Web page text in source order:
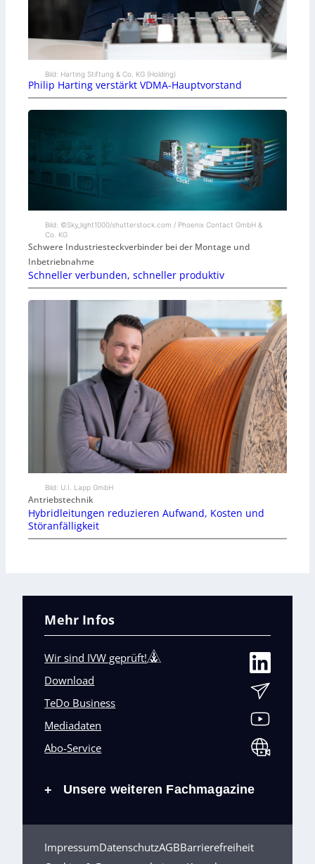
Bild: Harting Stiftung & Co. KG (Holding)
Philip Harting verstärkt VDMA-Hauptvorstand
Bild: ©Sky_light1000/shutterstock.com / Phoenix Contact GmbH &
Co. KG
Schwere Industriesteckverbinder bei der Montage und
Inbetriebnahme
Schneller verbunden, schneller produktiv
Bild: U.I. Lapp GmbH
Antriebstechnik
Hybridleitungen reduzieren Aufwand, Kosten und
Störanfälligkeit
Mehr Infos
Wir sind IVW geprüft!
Download
TeDo Business
Mediadaten
Abo-Service
+ Unsere weiteren Fachmagazine
ImpressumDatenschutzAGBBarrierefreiheit